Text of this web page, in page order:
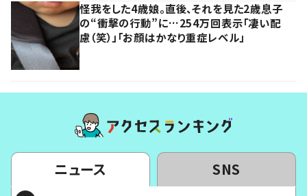
怪我をした4歳娘。直後、それを見た2歳息子
の“衝撃の行動”に…254万回表示「凄い配
慮（笑）」「お顔はかなり重症レベル」
ニュース SNS